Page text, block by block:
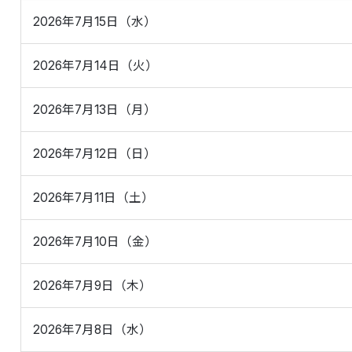
2026年7月15日（水）
2026年7月14日（火）
2026年7月13日（月）
2026年7月12日（日）
2026年7月11日（土）
2026年7月10日（金）
2026年7月9日（木）
2026年7月8日（水）